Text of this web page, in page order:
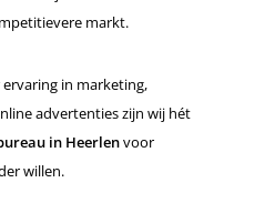
markt.
in marketing,
advertenties zijn wij hét
in Heerlenvoor
willen.